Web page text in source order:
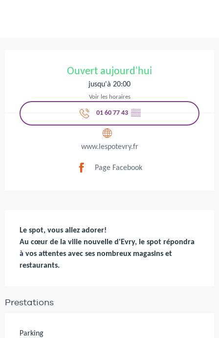
Ouvert aujourd'hui
jusqu'à 20:00
Voir les horaires
01 60 77 43 ▒▒
www.lespotevry.fr
Page Facebook
Le spot, vous allez adorer!
Au cœur de la ville nouvelle d'Evry, le spot répondra
à vos attentes avec ses nombreux magasins et
restaurants.
Prestations
Parking